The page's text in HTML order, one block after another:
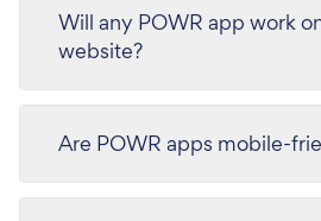
Will any POWR app work
website?
Are POWR apps mobile-